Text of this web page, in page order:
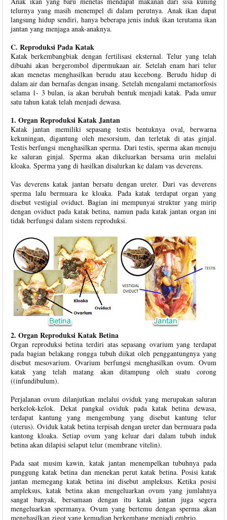
telurnya yang masih menempel di dalam perutnya. Anak ikan dapat
langsung hidup sendiri, hanya beberapa jenis induk ikan terutama ikan
jantan yang menjaga anak-anaknya.
C. Reproduksi Pada Katak
Katak berkembangbiak dengan fertilisasi eksternal. Telur yang telah
dibuahi akan bergerombol dipermukaan air. Setelah enam hari telur
akan menetas menghasilkan berudu atau kecebong. Berudu hidup di
dalam air dan bernafas dengan insang. Setelah mengalami metamorfosis
selama 1- 3 bulan, ia akan berubah bentuk menjadi katak. Pada umur
satu tahun katak telah menjadi dewasa.
1. Organ Reproduksi Katak Jantan
Katak jantan memiliki sepasang testis bentuknya oval, berwarna
kekuningan, digantung oleh mesorsium, dan terletak di atas ginjal.
Testis berfungsi menghasilkan sperma. Dari testis, sperma akan menuju
ke saluran ginjal. Sperma akan dikeluarkan bersama urin melalui
kloaka. Sperma yang di hasilkan disalurkan ke dalam vas deverens.
Vas deverens katak jantan bersatu dengan ureter. Dari vas deverens
sperma lalu bermuara ke kloaka. Pada katak terdapat organ yang
disebut vestigial oviduct. Bagian ini mempunyai struktur yang mirip
dengan oviduct pada katak betina, namun pada katak jantan organ ini
tidak berfungsi dalam sistem reproduksi.
2. Organ Reproduksi Katak Betina
Organ reproduksi betina terdiri atas sepasang ovarium yang terdapat
pada bagian belakang rongga tubuh diikat oleh penggantungnya yang
disebut mesovarium. Ovarium berfungsi menghasilkan ovum. Ovum
katak yang telah matang akan ditampung oleh suatu corong
((infundibulum).
Perjalanan ovum dilanjutkan melalui oviduk yang merupakan saluran
berkelok-kelok. Dekat pangkal oviduk pada katak betina dewasa,
terdapat kantung yang mengembung yang disebut kantung telur
(uterus). Oviduk katak betina terpisah dengan ureter dan bermuara pada
kantong kloaka. Setiap ovum yang keluar dari dalam tubuh induk
betina akan dilapisi selaput telur (membrane vitelin).
Pada saat musim kawin, katak jantan menempelkan tubuhnya pada
punggung katak betina dan menekan perut katak betina. Posisi katak
jantan memegang katak betina ini disebut ampleksus. Ketika posisi
ampleksus, katak betina akan mengeluarkan ovum yang jumlahnya
sangat banyak, bersamaan dengan itu katak jantan juga segera
mengeluarkan spermanya. Ovum yang bertemu dengan sperma akan
menghasilkan zigot yang kemudian berkembang menjadi embrio.